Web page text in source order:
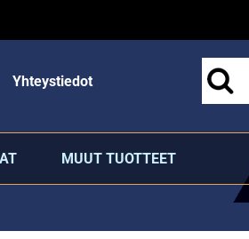
Yhteystiedot
MUUT TUOTTEET